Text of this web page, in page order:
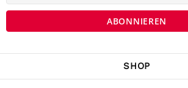
SHOP
Anonym
Verifizierter Kunde
Die Lieferung war prompt und
War Tage darauf auch im
habe noch ein paar Sachen
Twitter